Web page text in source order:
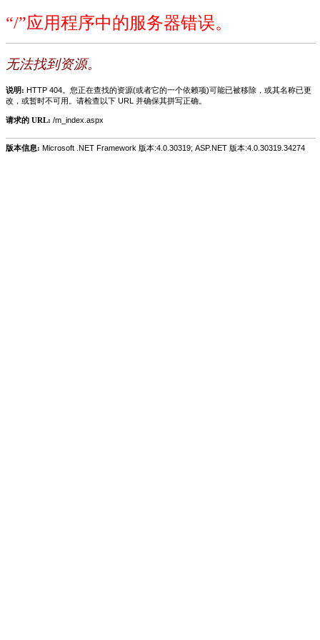
“/”应用程序中的服务器错误。
无法找到资源。
说明: HTTP 404。您正在查找的资源(或者它的一个依赖项)可能已被移除，或其名称已更
改，或暂时不可用。请检查以下 URL 并确保其拼写正确。
请求的 URL: /m_index.aspx
版本信息: Microsoft .NET Framework 版本:4.0.30319; ASP.NET 版本:4.0.30319.34274